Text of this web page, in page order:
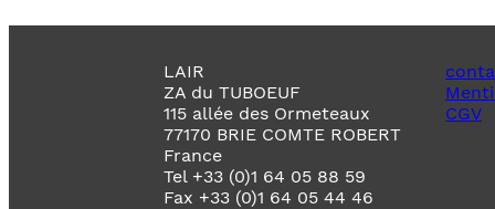
LAIR
ZA du TUBOEUF
115 allée des Ormeteaux
77170 BRIE COMTE ROBERT
France
Tel +33 (0)1 64 05 88 59
Fax +33 (0)1 64 05 44 46
CGV